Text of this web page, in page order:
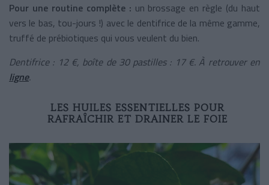
Pour une routine complète : un brossage en règle (du haut
vers le bas, tou-jours !) avec le dentifrice de la même gamme,
truffé de prébiotiques qui vous veulent du bien.
Dentifrice : 12 €, boîte de 30 pastilles : 17 €. À retrouver en
ligne.
LES HUILES ESSENTIELLES POUR
RAFRAÎCHIR ET DRAINER LE FOIE